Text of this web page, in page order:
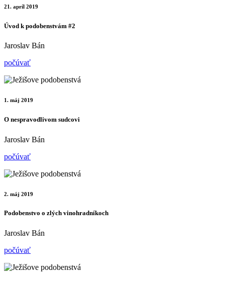
21. apríl 2019
Úvod k podobenstvám #2
Jaroslav Bán
počúvať
1. máj 2019
O nespravodlivom sudcovi
Jaroslav Bán
počúvať
2. máj 2019
Podobenstvo o zlých vinohradníkoch
Jaroslav Bán
počúvať